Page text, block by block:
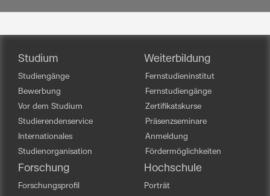
Studium
Studiengänge
Bewerbung
Vor dem Studium
Studierendenservice
Internationales
Studienorganisation
Weiterbildung
Fernstudieninstitut
Fernstudiengänge
Zertifikatskurse
Präsenzseminare
Anmeldung
Fördermöglichkeiten
Forschung
Forschungsprofil
Hochschule
Porträt